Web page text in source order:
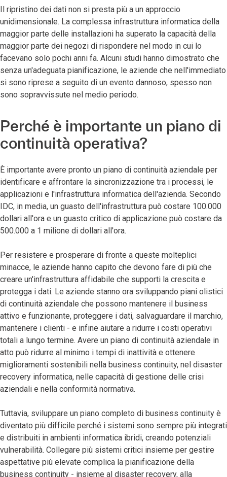
Il ripristino dei dati non si presta più a un approccio
unidimensionale. La complessa infrastruttura informatica della
maggior parte delle installazioni ha superato la capacità della
maggior parte dei negozi di rispondere nel modo in cui lo
facevano solo pochi anni fa. Alcuni studi hanno dimostrato che
senza un'adeguata pianificazione, le aziende che nell'immediato
si sono riprese a seguito di un evento dannoso, spesso non
sono sopravvissute nel medio periodo.
Perché è importante un piano di
continuità operativa?
È importante avere pronto un piano di continuità aziendale per
identificare e affrontare la sincronizzazione tra i processi, le
applicazioni e l'infrastruttura informatica dell'azienda. Secondo
IDC, in media, un guasto dell'infrastruttura può costare 100.000
dollari all'ora e un guasto critico di applicazione può costare da
500.000 a 1 milione di dollari all'ora.
Per resistere e prosperare di fronte a queste molteplici
minacce, le aziende hanno capito che devono fare di più che
creare un'infrastruttura affidabile che supporti la crescita e
protegga i dati. Le aziende stanno ora sviluppando piani olistici
di continuità aziendale che possono mantenere il business
attivo e funzionante, proteggere i dati, salvaguardare il marchio,
mantenere i clienti - e infine aiutare a ridurre i costi operativi
totali a lungo termine. Avere un piano di continuità aziendale in
atto può ridurre al minimo i tempi di inattività e ottenere
miglioramenti sostenibili nella business continuity, nel disaster
recovery informatica, nelle capacità di gestione delle crisi
aziendali e nella conformità normativa.
Tuttavia, sviluppare un piano completo di business continuity è
diventato più difficile perché i sistemi sono sempre più integrati
e distribuiti in ambienti informatica ibridi, creando potenziali
vulnerabilità. Collegare più sistemi critici insieme per gestire
aspettative più elevate complica la pianificazione della
business continuity - insieme al disaster recovery, alla